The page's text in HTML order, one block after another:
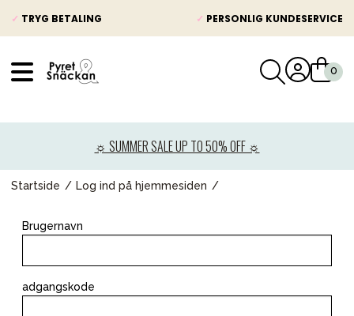
✓ TRYG BETALING ✓ PERSONLIG KUNDESERVICE
☼ SUMMER SALE UP TO 50% OFF ☼
Startside Log ind på hjemmesiden
Brugernavn
adgangskode
Barnevogne
Autostole
Legetøj og spil
Mor & Far